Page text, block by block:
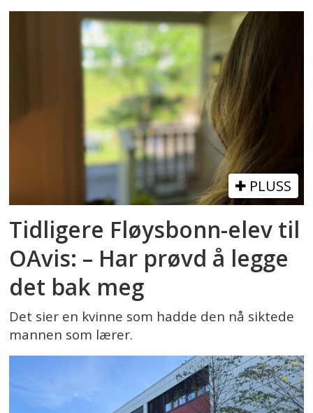
PLUSS
Tidligere Fløysbonn-elev til
OAvis: – Har prøvd å legge
det bak meg
Det sier en kvinne som hadde den nå siktede
mannen som lærer.